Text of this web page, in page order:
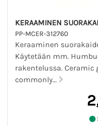
KERAAMINEN
PP-MCER-312760
Keraaminen
Käytetään mm.
rakentelussa.
commonly...